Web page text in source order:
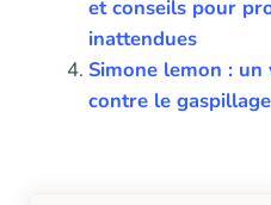
et conseils pour
inattendues
Simone lemon :
contre le